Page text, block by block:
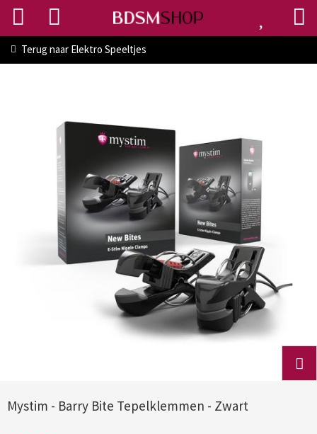
Terug naar Elektro Speeltjes
Mystim - Barry Bite Tepelklemmen - Zwart